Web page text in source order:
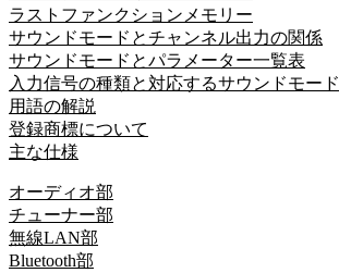
ラストファンクションメモリー
サウンドモードとチャンネル出力の関係
サウンドモードとパラメーター一覧表
入力信号の種類と対応するサウンドモード
用語の解説
登録商標について
主な仕様
オーディオ部
チューナー部
無線LAN部
Bluetooth部